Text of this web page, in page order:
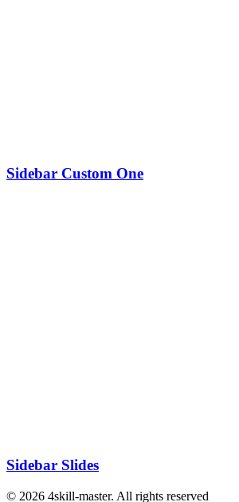
Sidebar Custom One
Sidebar Slides
© 2026 4skill-master. All rights reserved